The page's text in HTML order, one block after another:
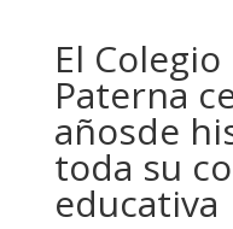
El Colegio
Paterna
añosde
toda su
educativa